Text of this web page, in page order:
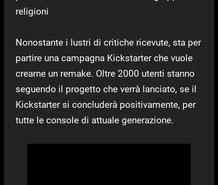
religioni
Nonostante i lustri di critiche ricevute, sta per
partire una campagna Kickstarter che vuole
crearne un remake. Oltre 2000 utenti stanno
seguendo il progetto che verrà lanciato, se il
Kickstarter si concluderà positivamente, per
tutte le console di attuale generazione.